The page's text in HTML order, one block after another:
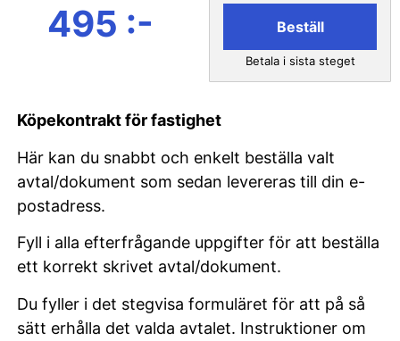
495 :- Beställ
Betala i sista steget
Köpekontrakt för fastighet
Här kan du snabbt och enkelt beställa valt
avtal/dokument som sedan levereras till din e-
postadress.
Fyll i alla efterfrågande uppgifter för att beställa
ett korrekt skrivet avtal/dokument.
Du fyller i det stegvisa formuläret för att på så
sätt erhålla det valda avtalet. Instruktioner om